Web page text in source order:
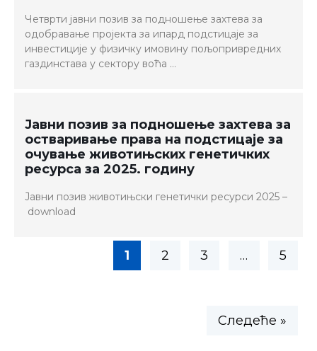
Четврти јавни позив за подношење захтева за
одобравање пројекта за ипард подстицаје за
инвестиције у физичку имовину пољопривредних
газдинстава у сектору воћа …
Јавни позив за подношење захтева за
остваривање права на подстицаје за
очување животињских генетичких
ресурса за 2025. годину
Јавни позив животињски генетички ресурси 2025 –
download
1 2 3 … 5
Следеће »